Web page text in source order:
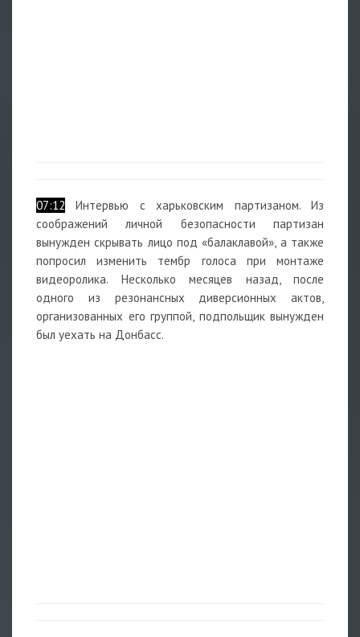
07:12 Интервью с харьковским партизаном. Из
соображений личной безопасности партизан
вынужден скрывать лицо под «балаклавой», а также
попросил изменить тембр голоса при монтаже
видеоролика. Несколько месяцев назад, после
одного из резонансных диверсионных актов,
организованных его группой, подпольщик вынужден
был уехать на Донбасс.